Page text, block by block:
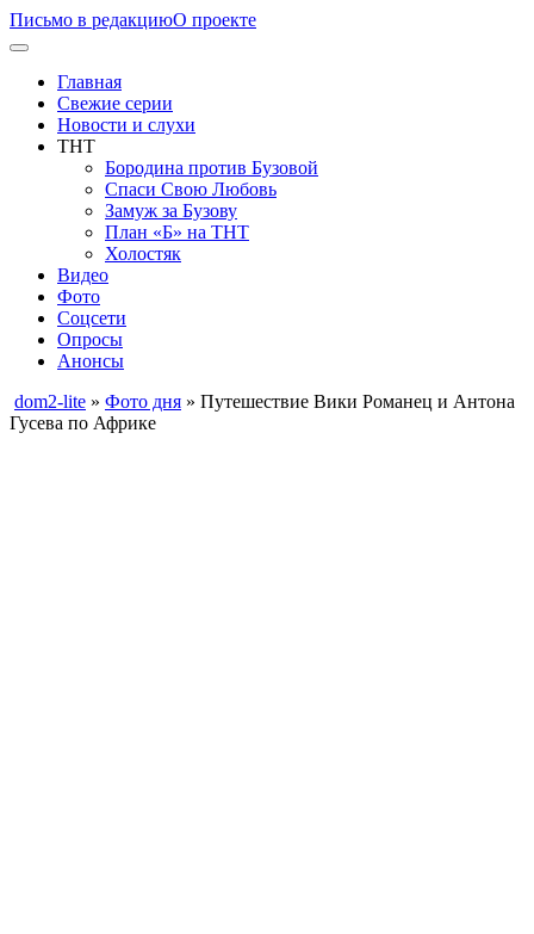
Письмо в редакциюО проекте
Главная
Свежие серии
Новости и слухи
ТНТ
Бородина против Бузовой
Спаси Свою Любовь
Замуж за Бузову
План «Б» на ТНТ
Холостяк
Видео
Фото
Соцсети
Опросы
Анонсы
dom2-lite » Фото дня » Путешествие Вики Романец и Антона
Гусева по Африке